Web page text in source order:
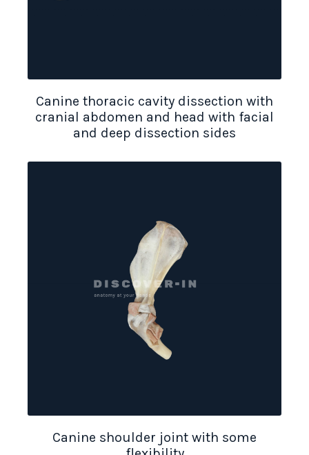
Canine thoracic cavity dissection with
cranial abdomen and head with facial
and deep dissection sides
Canine shoulder joint with some